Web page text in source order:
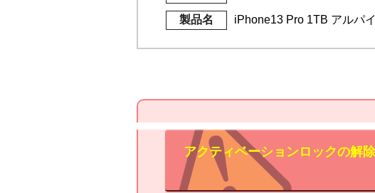
製品名 iPhone13 Pro 1TB アルパ
アクティベーションロックの解